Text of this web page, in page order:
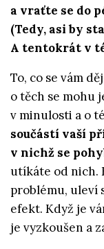
a vraťte se do
(Tedy, asi by
A tentokrát v
To, co se vám
o těch se mohu
v minulosti a o
součástí vaší
v nichž se
utíkáte od nich.
problému, uleví
efekt. Když je
je vyzkoušen a